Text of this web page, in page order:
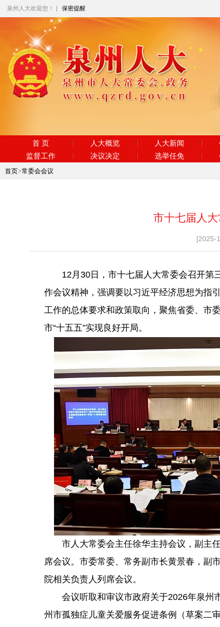
泉州人大欢迎您！ 保密提醒
首 页 人大概览 人大新闻
监督工作
决议决定 选举任免
首页>常委会会议
市十七届人
[2025-
12月30日，市十七届人大常委会召开第
作会议精神，强调要以习近平经济思想为指
工作的总体要求和政策取向，聚焦省委、市
市“十五五”实现良好开局。
市人大常委会主任徐华主持会议，副主任
席会议。市委常委、常务副市长黄景春，副
院相关负责人列席会议。
会议听取和审议市政府关于2026年泉州
州市孤独症儿童关爱服务促进条例（草案二